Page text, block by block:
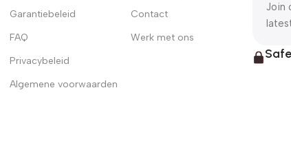
Garantiebeleid
FAQ
Privacybeleid
Algemene voorwaarden
Contact
Werk met ons
Join